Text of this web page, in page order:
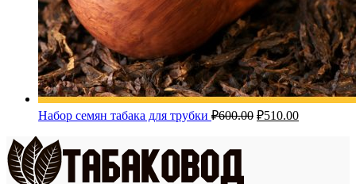
Набор семян табака для трубки ₽600.00 Первоначальная
₽510.00Текущая